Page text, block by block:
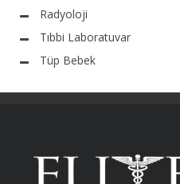
Radyoloji
Tıbbi Laboratuvar
Tüp Bebek